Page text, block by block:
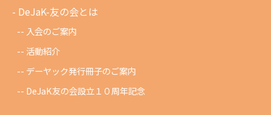
DeJaK-友の会とは
入会のご案内
活動紹介
デーヤック発行冊子のご案内
DeJaK友の会設立１０周年記念